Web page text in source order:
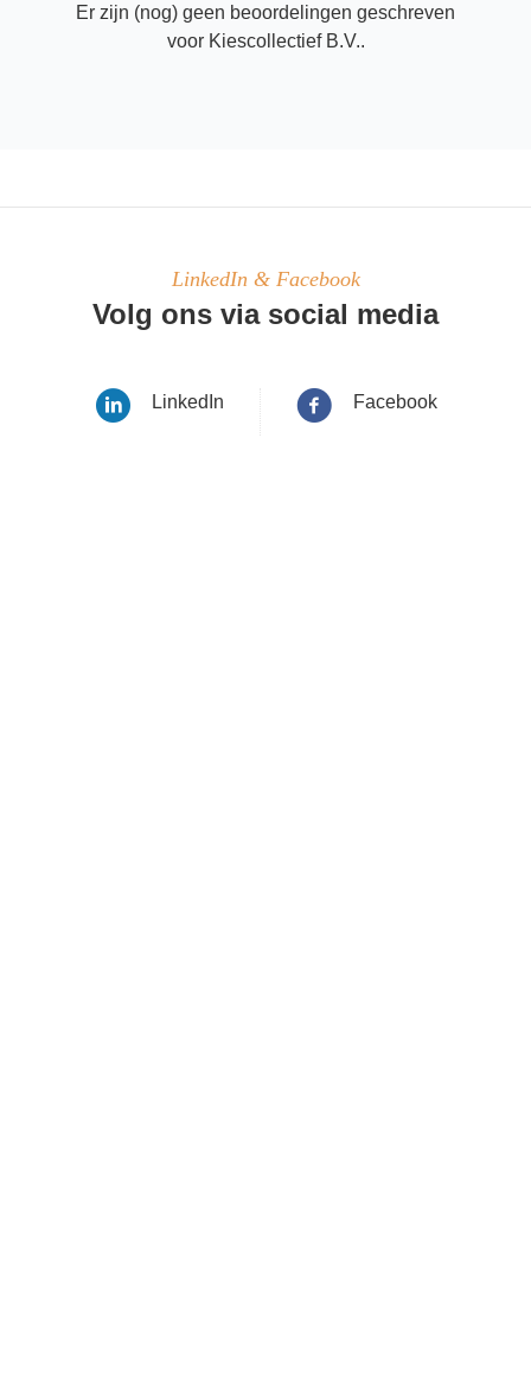
Er zijn (nog) geen beoordelingen geschreven
voor Kiescollectief B.V..
LinkedIn & Facebook
Volg ons via social media
LinkedIn Facebook